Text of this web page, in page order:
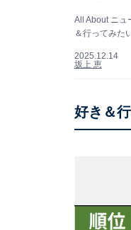
All About ニュ
＆行ってみた
2025.12.14
坂上 恵
好き＆